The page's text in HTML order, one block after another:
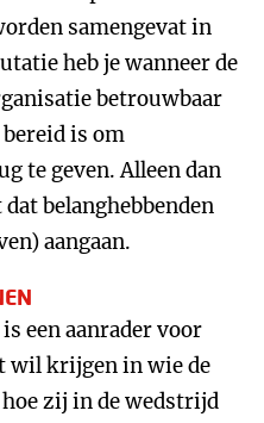
samengevat in
heb je wanneer de
betrouwbaar
is om
te geven. Alleen dan
belanghebbenden
aangaan.
een aanrader voor
wil krijgen in wie de
zij in de wedstrijd